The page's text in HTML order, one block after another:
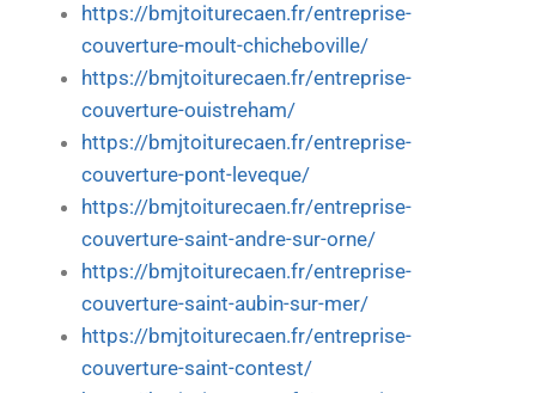
https://bmjtoiturecaen.fr/entreprise-
couverture-moult-chicheboville/
https://bmjtoiturecaen.fr/entreprise-
couverture-ouistreham/
https://bmjtoiturecaen.fr/entreprise-
couverture-pont-leveque/
https://bmjtoiturecaen.fr/entreprise-
couverture-saint-andre-sur-orne/
https://bmjtoiturecaen.fr/entreprise-
couverture-saint-aubin-sur-mer/
https://bmjtoiturecaen.fr/entreprise-
couverture-saint-contest/